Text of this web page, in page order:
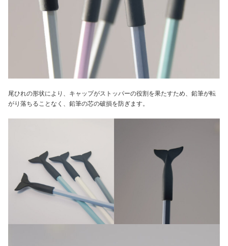
尾ひれの形状により、キャップがストッパーの役割を果たすため、鉛筆が転
がり落ちることなく、鉛筆の芯の破損を防ぎます。